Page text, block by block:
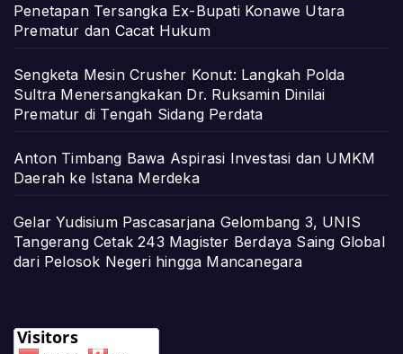
Penetapan Tersangka Ex-Bupati Konawe Utara
Prematur dan Cacat Hukum
Sengketa Mesin Crusher Konut: Langkah Polda
Sultra Menersangkakan Dr. Ruksamin Dinilai
Prematur di Tengah Sidang Perdata
Anton Timbang Bawa Aspirasi Investasi dan UMKM
Daerah ke Istana Merdeka
Gelar Yudisium Pascasarjana Gelombang 3, UNIS
Tangerang Cetak 243 Magister Berdaya Saing Global
dari Pelosok Negeri hingga Mancanegara